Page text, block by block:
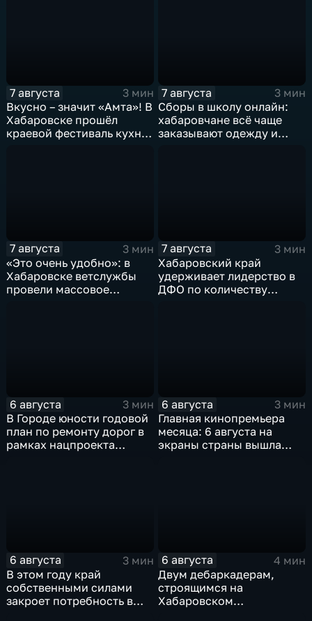
7 августа
3 мин
Вкусно – значит «Амта»! В
Хабаровске прошёл
краевой фестиваль кухни
7 августа
3 мин
Сборы в школу онлайн:
хабаровчане всё чаще
заказывают одежду и
7 августа
3 мин
«Это очень удобно»: в
Хабаровске ветслужбы
провели массовое
7 августа
3 мин
Хабаровский край
удерживает лидерство в
ДФО по количеству
6 августа
3 мин
В Городе юности годовой
план по ремонту дорог в
рамках нацпроекта
6 августа
3 мин
Главная кинопремьера
месяца: 6 августа на
экраны страны вышла
6 августа
3 мин
В этом году край
собственными силами
закроет потребность в
6 августа
4 мин
Двум дебаркадерам,
строящимся на
Хабаровском